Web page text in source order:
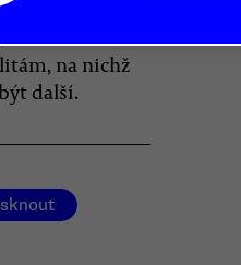
Správy
něhož
na nichž
další.